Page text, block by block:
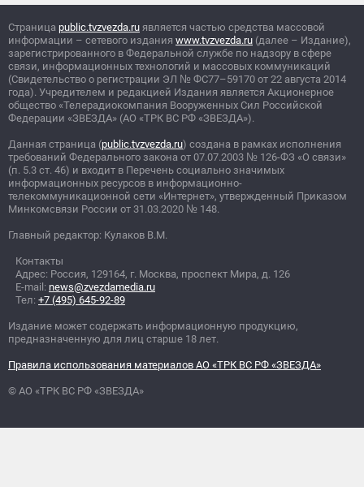
Страница public.tvzvezda.ru является частью средства массовой
информации – сетевого издания www.tvzvezda.ru (далее – Издание),
зарегистрированного в Федеральной службе по надзору в сфере
связи, информационных технологий и массовых коммуникаций
(Свидетельство о регистрации ЭЛ № ФС77–59170 от 22 августа 2014
года). Учредителем и редакцией Издания является Акционерное
общество «Телерадиокомпания Вооруженных Сил Российской
Федерации «ЗВЕЗДА» (АО «ТРК ВС РФ «ЗВЕЗДА»).
Данная страница (public.tvzvezda.ru) создана в рамках исполнения
требований Федерального закона от 07.07.2003 № 126-ФЗ «О связи»
(п. 5.3 ст. 46) и входит в Перечень социально значимых
информационных ресурсов в информационно-
телекоммуникационной сети «Интернет», утвержденный Приказом
Минкомсвязи России от 31.03.2020 № 148.
Главный редактор: Кулаков В.М.
Контакты
Адрес: Россия, 129164, г. Москва, проспект Мира, д. 126
E-mail: news@zvezdamedia.ru
Тел: +7 (495) 645-92-89
Издание может содержать информационную продукцию,
предназначенную для лиц старше 18 лет.
Правила использования материалов АО «ТРК ВС РФ «ЗВЕЗДА»
© АО «ТРК ВС РФ «ЗВЕЗДА»